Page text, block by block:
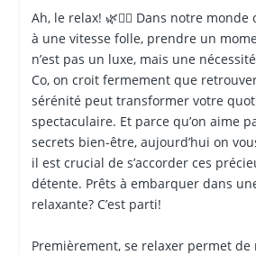
Ah, le relax! 🌿💆‍♂️ Dans notre monde
à une vitesse folle, prendre un
n’est pas un luxe, mais une
Co, on croit fermement que
sérénité peut transformer votre
spectaculaire. Et parce qu’on aime
secrets bien-être, aujourd’hui on
il est crucial de s’accorder ces
détente. Prêts à embarquer dans
relaxante? C’est parti!
Premièrement, se relaxer permet